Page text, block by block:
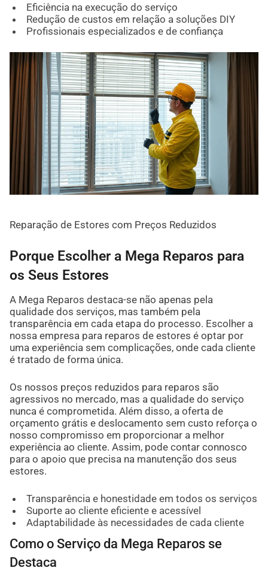
Eficiência na execução do serviço
Redução de custos em relação a soluções DIY
Profissionais especializados e de confiança
Reparação de Estores com Preços Reduzidos
Porque Escolher a Mega Reparos para
os Seus Estores
A Mega Reparos destaca-se não apenas pela
qualidade dos serviços, mas também pela
transparência em cada etapa do processo. Escolher a
nossa empresa para reparos de estores é optar por
uma experiência sem complicações, onde cada cliente
é tratado de forma única.
Os nossos preços reduzidos para reparos são
agressivos no mercado, mas a qualidade do serviço
nunca é comprometida. Além disso, a oferta de
orçamento grátis e deslocamento sem custo reforça o
nosso compromisso em proporcionar a melhor
experiência ao cliente. Assim, pode contar connosco
para o apoio que precisa na manutenção dos seus
estores.
Transparência e honestidade em todos os serviços
Suporte ao cliente eficiente e acessível
Adaptabilidade às necessidades de cada cliente
Como o Serviço da Mega Reparos se
Destaca